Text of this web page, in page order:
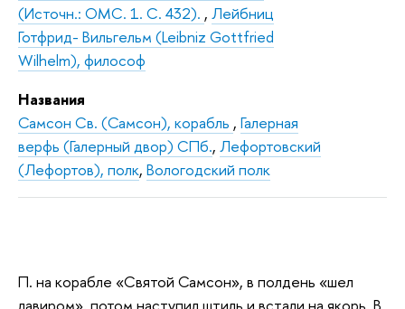
(Источн.: ОМС. 1. С. 432). , Лейбниц
Готфрид- Вильгельм (Leibniz Gottfried
Wilhelm), философ
Названия
Самсон Св. (Самсон), корабль , Галерная
верфь (Галерный двор) СПб., Лефортовский
(Лефортов), полк, Вологодский полк
П. на корабле «Святой Самсон», в полдень «шел